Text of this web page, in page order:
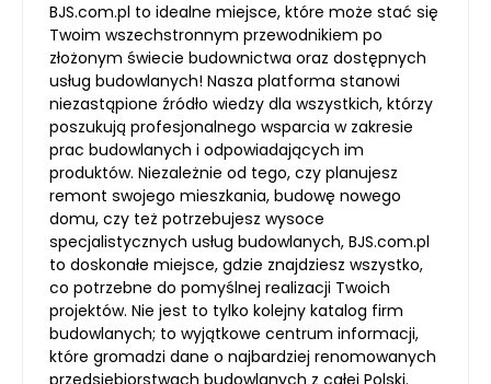
BJS.com.pl to idealne miejsce, które może stać się
Twoim wszechstronnym przewodnikiem po
złożonym świecie budownictwa oraz dostępnych
usług budowlanych! Nasza platforma stanowi
niezastąpione źródło wiedzy dla wszystkich, którzy
poszukują profesjonalnego wsparcia w zakresie
prac budowlanych i odpowiadających im
produktów. Niezależnie od tego, czy planujesz
remont swojego mieszkania, budowę nowego
domu, czy też potrzebujesz wysoce
specjalistycznych usług budowlanych, BJS.com.pl
to doskonałe miejsce, gdzie znajdziesz wszystko,
co potrzebne do pomyślnej realizacji Twoich
projektów. Nie jest to tylko kolejny katalog firm
budowlanych; to wyjątkowe centrum informacji,
które gromadzi dane o najbardziej renomowanych
przedsiębiorstwach budowlanych z całej Polski.